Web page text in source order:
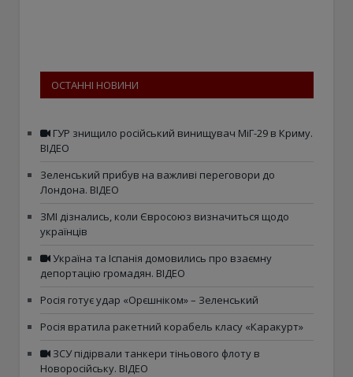
ОСТАННІ НОВИНИ
ГУР знищило російський винищувач МіГ-29 в Криму.
ВІДЕО
Зеленський прибув на важливі переговори до
Лондона. ВІДЕО
ЗМІ дізнались, коли Євросоюз визначиться щодо
українців
Україна та Іспанія домовились про взаємну
депортацію громадян. ВІДЕО
Росія готує удар «Орєшніком» – Зеленський
Росія вратила ракетний корабель класу «Каракурт»
ЗСУ підірвали танкери тіньового флоту в
Новоросійську. ВІДЕО